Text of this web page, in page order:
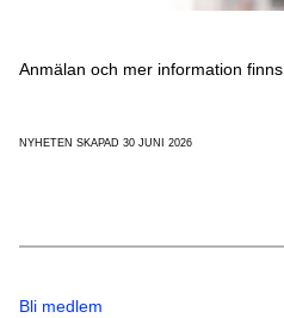
Anmälan och mer information finns
NYHETEN SKAPAD 30 JUNI 2026
Bli medlem